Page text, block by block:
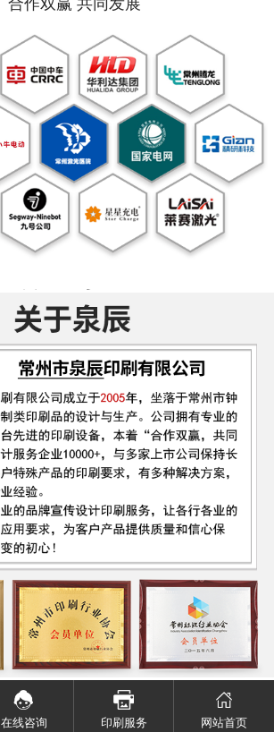
合作双赢 共同发展
在线咨询 印刷服务 网站首页